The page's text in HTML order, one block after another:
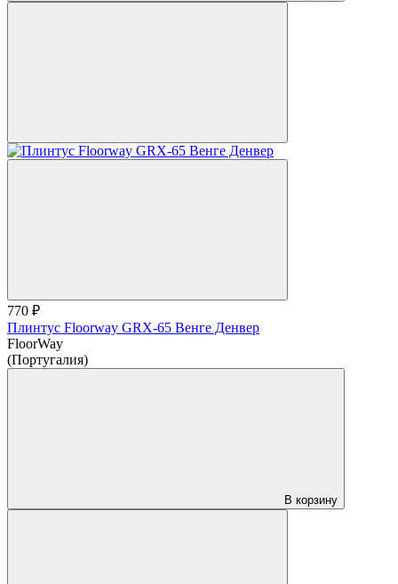
770 ₽
Плинтус Floorway GRX-65 Венге Денвер
FloorWay
(Португалия)
В корзину